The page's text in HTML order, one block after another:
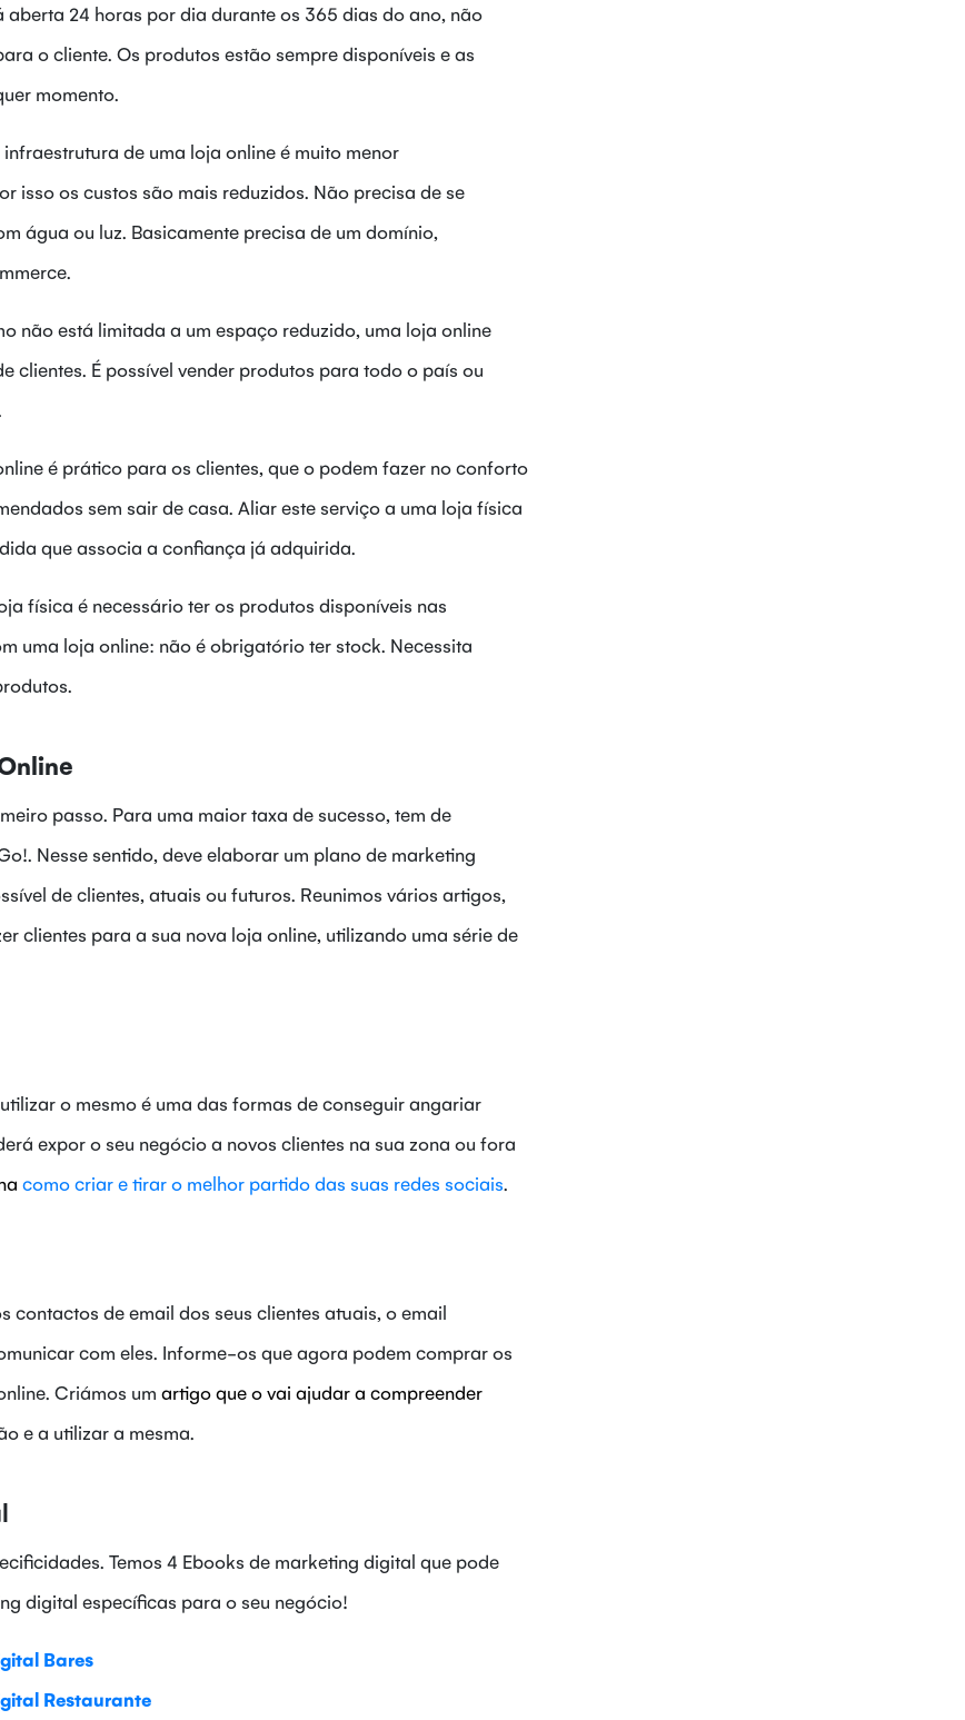
aberta 24 horas por dia durante os 365 dias do ano, não
o cliente. Os produtos estão sempre disponíveis e as
momento.
infraestrutura de uma loja online é muito menor
isso os custos são mais reduzidos. Não precisa de se
água ou luz. Basicamente precisa de um domínio,
não está limitada a um espaço reduzido, uma loja online
clientes. É possível vender produtos para todo o país ou
é prático para os clientes, que o podem fazer no conforto
sem sair de casa. Aliar este serviço a uma loja física
que associa a confiança já adquirida.
física é necessário ter os produtos disponíveis nas
uma loja online: não é obrigatório ter stock. Necessita
passo. Para uma maior taxa de sucesso, tem de
Nesse sentido, deve elaborar um plano de marketing
de clientes, atuais ou futuros. Reunimos vários artigos,
clientes para a sua nova loja online, utilizando uma série de
o mesmo é uma das formas de conseguir angariar
expor o seu negócio a novos clientes na sua zona ou fora
como criar e tirar o melhor partido das suas redes sociais.
contactos de email dos seus clientes atuais, o email
com eles. Informe-os que agora podem comprar os
Criámos um artigo que o vai ajudar a compreender
e a utilizar a mesma.
Temos 4 Ebooks de marketing digital que pode
digital específicas para o seu negócio!
Bares
Restaurante